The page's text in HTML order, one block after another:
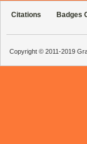
Citations Badges
Copyright © 2011-2019